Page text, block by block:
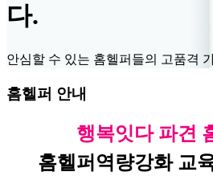
다.
안심할 수 있는 홈헬퍼들의 고품격
홈헬퍼 안내
행복잇다 파견
홈헬퍼역량강화 교